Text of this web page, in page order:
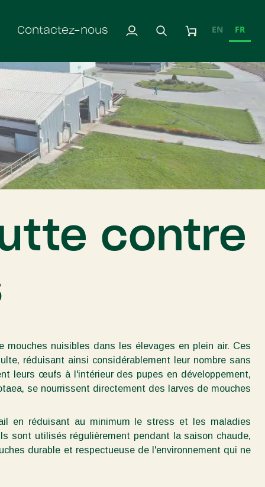
Contactez-nous
Mon
RechercherPanier
EN FR
contre
nuisibles dans les élevages en plein air. Ces
réduisant ainsi considérablement leur nombre sans
leurs œufs à l'intérieur des pupes en développement,
se nourrissent directement des larves de mouches
en réduisant au minimum le stress et les maladies
sont utilisés régulièrement pendant la saison chaude,
durable et respectueuse de l'environnement qui ne